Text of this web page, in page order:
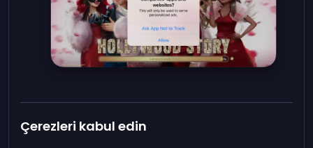
Çerezleri kabul edin